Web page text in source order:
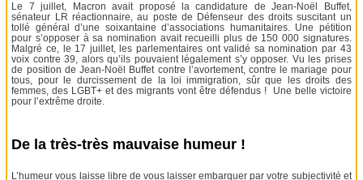
Le 7 juillet, Macron avait proposé la candidature de Jean-Noël Buffet,
sénateur LR réactionnaire, au poste de Défenseur des droits suscitant un
tollé général d’une soixantaine d’associations humanitaires. Une pétition
pour s’opposer à sa nomination avait recueilli plus de 150 000 signatures.
Malgré ce, le 17 juillet, les parlementaires ont validé sa nomination par 43
voix contre 39, alors qu’ils pouvaient légalement s’y opposer. Vu les prises
de position de Jean-Noël Buffet contre l’avortement, contre le mariage pour
tous, pour le durcissement de la loi immigration, sûr que les droits des
femmes, des LGBT+ et des migrants vont être défendus ! Une belle victoire
pour l’extrême droite.
De la très-très mauvaise humeur !
L’humeur vous laisse libre de vous laisser embarquer par votre subjectivité et